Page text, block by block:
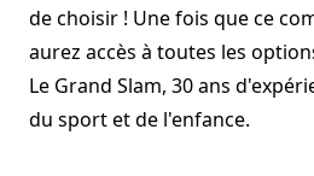
de choisir ! Une fois que ce
aurez accès à toutes les
Le Grand Slam, 30 ans
du sport et de l'enfance.